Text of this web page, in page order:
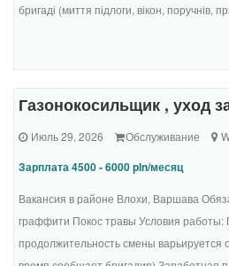
бригаді (миття підлоги, вікон, поручнів,
Газонокосильщик , уход
Июль 29, 2026 Обслуживание
Зарплата 4500 - 6000 pln/месяц
Вакансия в районе Влохи, Варшава
граффити Покос травы Условия
продолжительность смены варьируется